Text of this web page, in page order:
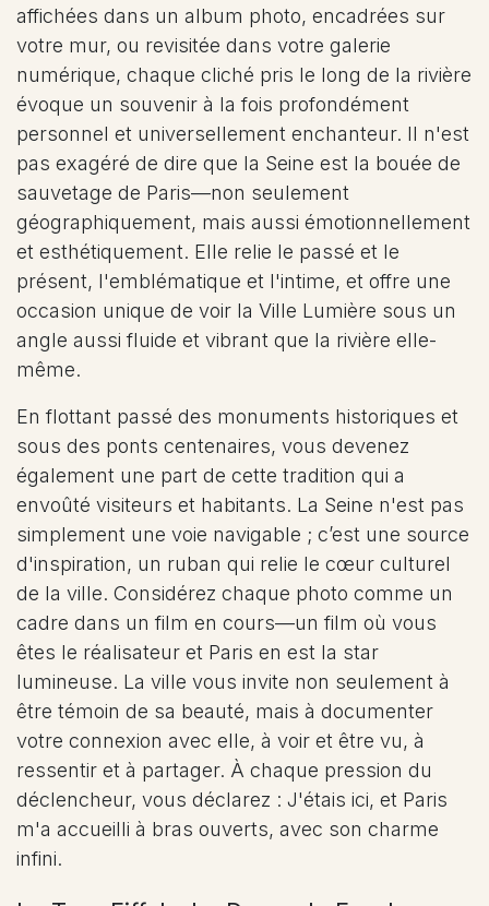
affichées dans un album photo, encadrées sur
votre mur, ou revisitée dans votre galerie
numérique, chaque cliché pris le long de la rivière
évoque un souvenir à la fois profondément
personnel et universellement enchanteur. Il n'est
pas exagéré de dire que la Seine est la bouée de
sauvetage de Paris—non seulement
géographiquement, mais aussi émotionnellement
et esthétiquement. Elle relie le passé et le
présent, l'emblématique et l'intime, et offre une
occasion unique de voir la Ville Lumière sous un
angle aussi fluide et vibrant que la rivière elle-
même.
En flottant passé des monuments historiques et
sous des ponts centenaires, vous devenez
également une part de cette tradition qui a
envoûté visiteurs et habitants. La Seine n'est pas
simplement une voie navigable ; c’est une source
d'inspiration, un ruban qui relie le cœur culturel
de la ville. Considérez chaque photo comme un
cadre dans un film en cours—un film où vous
êtes le réalisateur et Paris en est la star
lumineuse. La ville vous invite non seulement à
être témoin de sa beauté, mais à documenter
votre connexion avec elle, à voir et être vu, à
ressentir et à partager. À chaque pression du
déclencheur, vous déclarez : J'étais ici, et Paris
m'a accueilli à bras ouverts, avec son charme
infini.